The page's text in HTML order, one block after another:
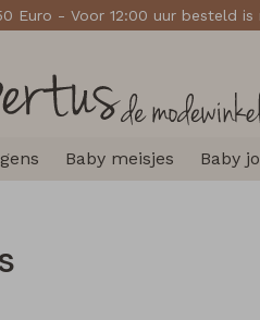
Euro - Voor 12:00 uur besteld
Baby meisjes Baby